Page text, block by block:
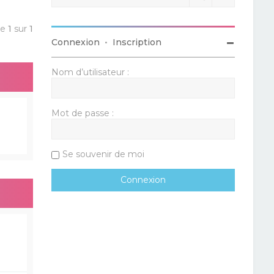
1 sur1
Connexion • Inscription
Nom d’utilisateur :
Mot de passe :
Se souvenir de moi